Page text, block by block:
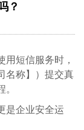
？
短信服务时，
名称】）提交真
是企业安全运